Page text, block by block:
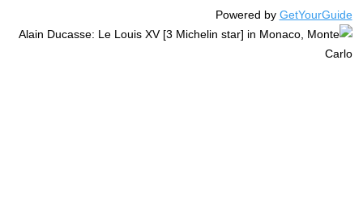
Powered by GetYourGuide